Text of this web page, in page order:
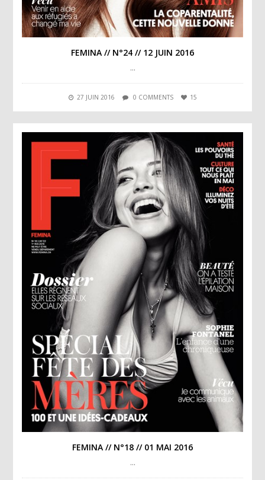
FEMINA // N°24 // 12 JUIN 2016
…
27 JUIN 2016 0 COMMENTS 15
FEMINA // N°18 // 01 MAI 2016
…